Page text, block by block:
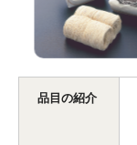
品目の紹介